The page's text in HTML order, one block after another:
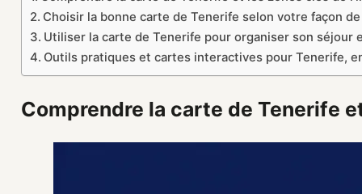
Choisir la bonne carte de Tenerife selon votre façon
Utiliser la carte de Tenerife pour organiser son séjour
Outils pratiques et cartes interactives pour Tenerife,
Comprendre la carte de Tenerife